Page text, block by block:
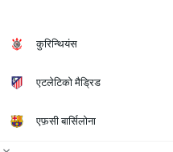
कुरिन्थियंस
एटलेटिको मैड्रिड
एफ़सी बार्सिलोना